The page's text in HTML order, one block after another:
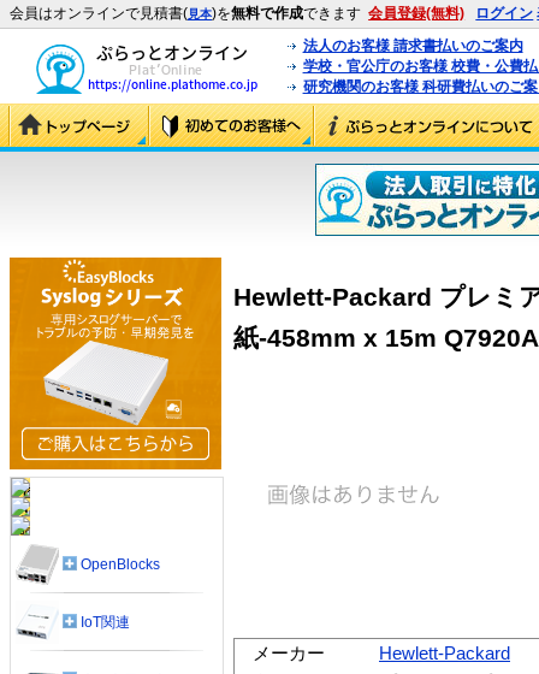
会員はオンラインで見積書(見本)を無料で作成できます 会員登録(無料) ログイン
法人のお客様 請求書払いのご案内
学校・官公庁のお客様 校費・公費
研究機関のお客様 科研費払いのご
Hewlett-Packard プレミ
紙-458mm x 15m
メーカー
Hewlett-Packard
OpenBlocks
IoT関連